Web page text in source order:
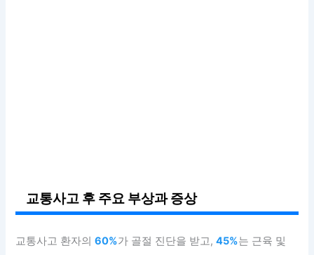
교통사고 후 주요 부상과 증상
교통사고 환자의60%가 골절 진단을 받고,45%는 근육 및